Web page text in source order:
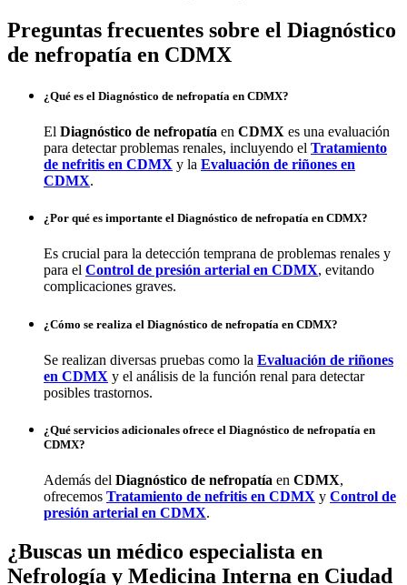
Preguntas frecuentes sobre el Diagnóstico
de nefropatía en CDMX
¿Qué es el Diagnóstico de nefropatía en CDMX?
El Diagnóstico de nefropatía en CDMX es una evaluación
para detectar problemas renales, incluyendo el Tratamiento
de nefritis en CDMX y la Evaluación de riñones en
CDMX.
¿Por qué es importante el Diagnóstico de nefropatía en CDMX?
Es crucial para la detección temprana de problemas renales y
para el Control de presión arterial en CDMX, evitando
complicaciones graves.
¿Cómo se realiza el Diagnóstico de nefropatía en CDMX?
Se realizan diversas pruebas como la Evaluación de riñones
en CDMX y el análisis de la función renal para detectar
posibles trastornos.
¿Qué servicios adicionales ofrece el Diagnóstico de nefropatía en
CDMX?
Además del Diagnóstico de nefropatía en CDMX,
ofrecemos Tratamiento de nefritis en CDMX y Control de
presión arterial en CDMX.
¿Buscas un médico especialista en
Nefrología y Medicina Interna en Ciudad